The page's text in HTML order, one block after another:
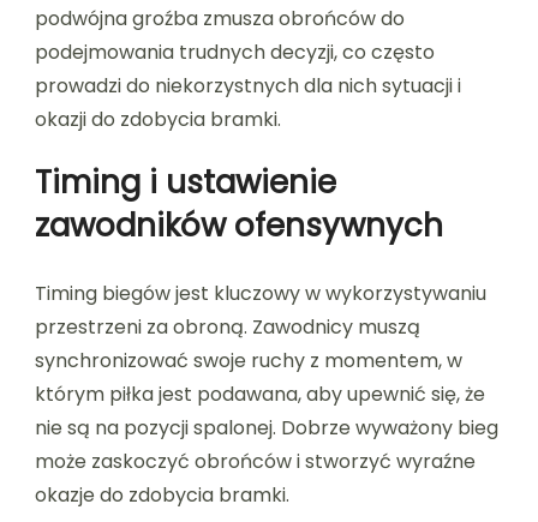
podwójna groźba zmusza obrońców do
podejmowania trudnych decyzji, co często
prowadzi do niekorzystnych dla nich sytuacji i
okazji do zdobycia bramki.
Timing i ustawienie
zawodników ofensywnych
Timing biegów jest kluczowy w wykorzystywaniu
przestrzeni za obroną. Zawodnicy muszą
synchronizować swoje ruchy z momentem, w
którym piłka jest podawana, aby upewnić się, że
nie są na pozycji spalonej. Dobrze wyważony bieg
może zaskoczyć obrońców i stworzyć wyraźne
okazje do zdobycia bramki.